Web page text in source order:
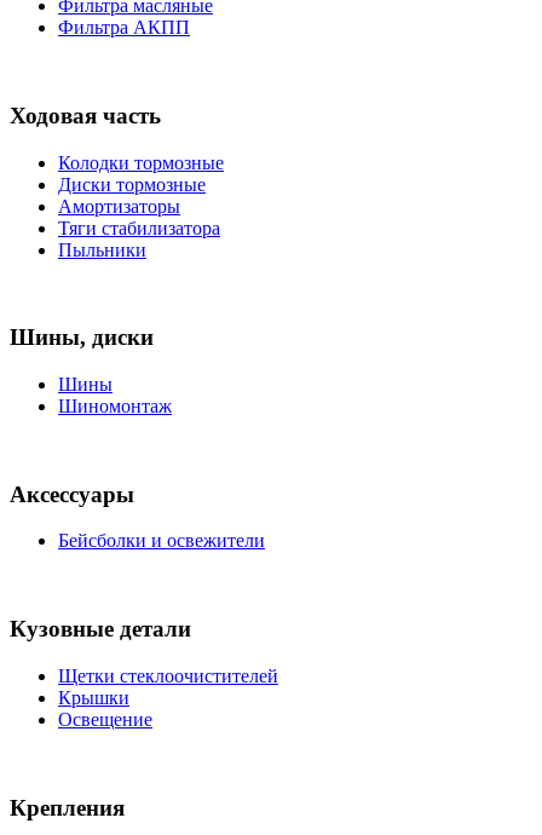
Фильтра масляные
Фильтра АКПП
Ходовая часть
Колодки тормозные
Диски тормозные
Амортизаторы
Тяги стабилизатора
Пыльники
Шины, диски
Шины
Шиномонтаж
Аксессуары
Бейсболки и освежители
Кузовные детали
Щетки стеклоочистителей
Крышки
Освещение
Крепления